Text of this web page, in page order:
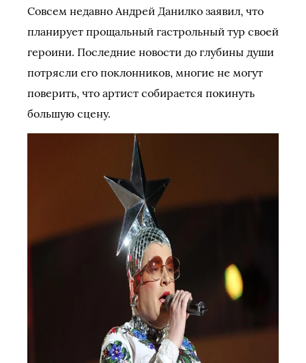
Совсем недавно Андрей Данилко заявил, что
планирует прощальный гастрольный тур своей
героини. Последние новости до глубины души
потрясли его поклонников, многие не могут
поверить, что артист собирается покинуть
большую сцену.